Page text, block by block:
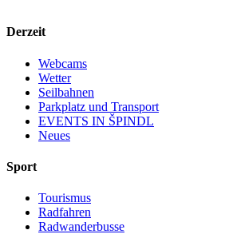
Derzeit
Webcams
Wetter
Seilbahnen
Parkplatz und Transport
EVENTS IN ŠPINDL
Neues
Sport
Tourismus
Radfahren
Radwanderbusse